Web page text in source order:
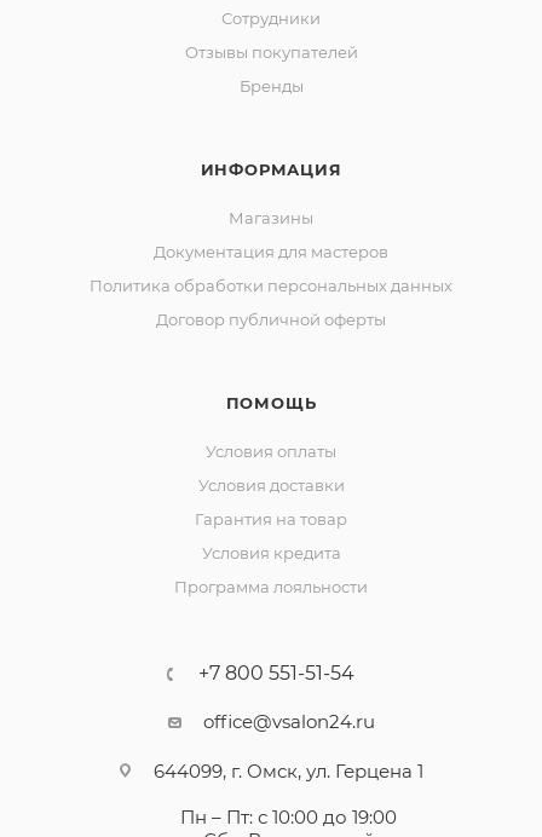
Сотрудники
Отзывы покупателей
Бренды
ИНФОРМАЦИЯ
Магазины
Документация для мастеров
Политика обработки персональных данных
Договор публичной оферты
ПОМОЩЬ
Условия оплаты
Условия доставки
Гарантия на товар
Условия кредита
Программа лояльности
+7 800 551-51-54
office@vsalon24.ru
644099, г. Омск, ул. Герцена 1
Пн – Пт: с 10:00 до 19:00